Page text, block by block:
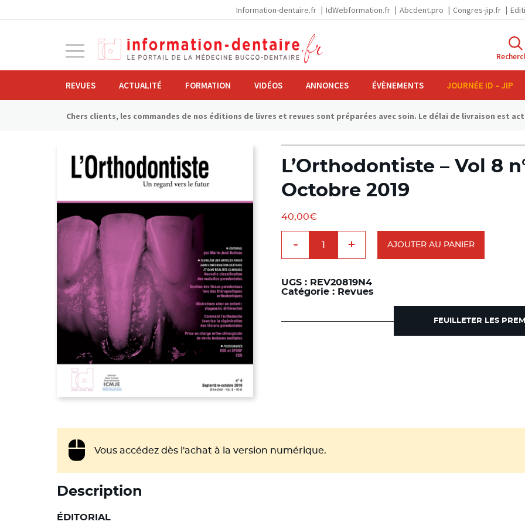
Information-dentaire.fr IdWebformation.fr Abcdent.pro Congres-jip.fr
navigation
REVUES ACTUALITÉ FORMATION VIDÉOS ANNONCES ÉVÈNEMENTS JOURNÉE ID – JIP
Chers clients, les commandes de nos éditions de livres et revues sont préparées avec soin. Le délai de livraison est
L’Orthodontiste – Vol 8
Octobre 2019
40,00€
8
n°4
Octobre
- + AJOUTER AU PANIER
UGS : REV20819N4
Catégorie : Revues
FEUILLETER LES
Vous accédez dès l'achat à la version numérique.
Description
ÉDITORIAL